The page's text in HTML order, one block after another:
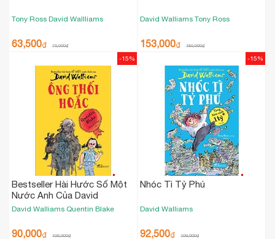
Tony Ross David Wallliams
63,500₫ 75,000₫
David Walliams Tony Ross
153,000₫ 180,000₫
Bestseller Hài Hước Số Một
Nước Anh Của David
Walliams - Ông Thối Hoắc
David Walliams Quentin Blake
90,000₫ 106,000₫
-15%
Nhóc Tì Tỷ Phú
David Walliams
92,500₫ 109,000₫
-15%